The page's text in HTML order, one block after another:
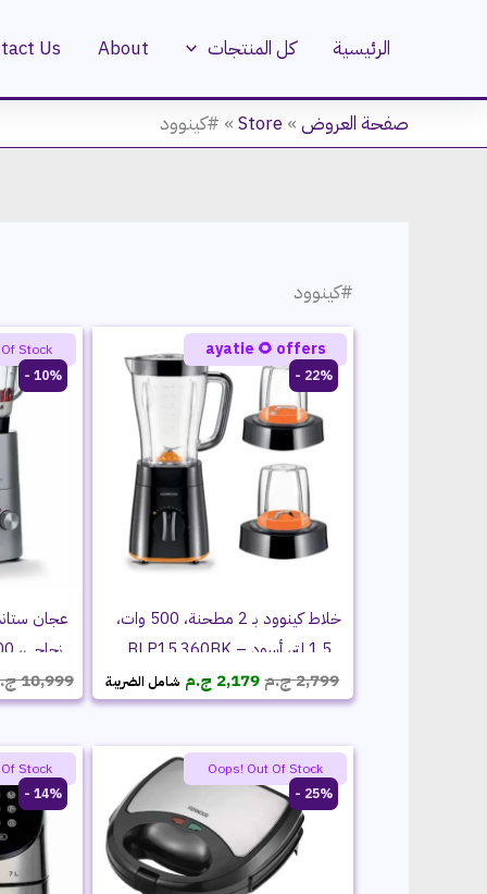
الرئيسية كل المنتجات About
Us
صفحة العروض »
Store
» #كينوود
#كينوود
22% -
خلاط كينوود بـ 2 مطحنة، 500 وات،
1.5 لتر، أسود – BLP15.360BK
2,799ج.مالسعر
الأصلي
2,799 ج.م.
2,179 ج.مالسعر
الحالي
2,179 ج.م.
شامل الضريبة
ayatie 🌻 offers
10% -
عجان
10,999
Stock
25% -
Oops! Out Of Stock
14% -
Stock